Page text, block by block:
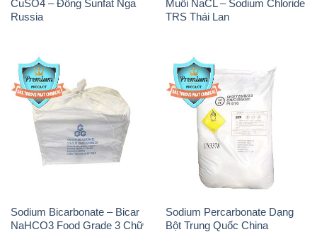
Sodium Bicarbonate – Bicar
NaHCO3 Food Grade 3 Chữ
GGG Bao Jumbo ( Bành )
Trung Quốc China
Sodium Percarbonate Dạng
Bột Trung Quốc China